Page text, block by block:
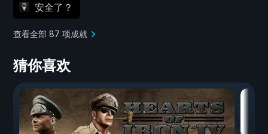
安全了？
查看全部 87 项成就
猜你喜欢